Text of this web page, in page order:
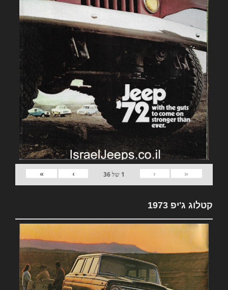
«
‹
1 של36
›
»
קטלוג ג'יפ 1973